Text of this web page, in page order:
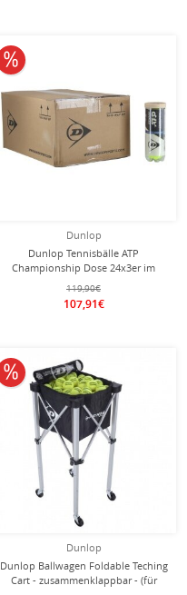
Dunlop
Dunlop Tennisbälle ATP
Championship Dose 24x3er im
Karton
119,90€
107,91€
10% reduziert
Dunlop
Dunlop Ballwagen Foldable Teching
Cart - zusammenklappbar - (für
10% reduziert